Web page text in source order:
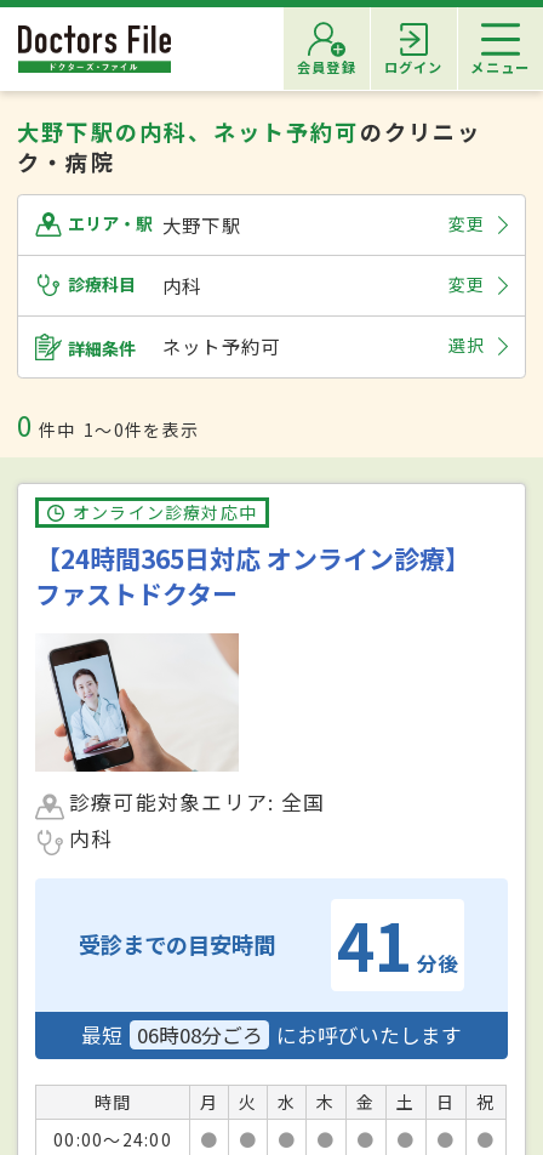
会員登録 ログイン メニュー
大野下駅の内科、ネット予約可のクリニッ
ク・病院
エリア・駅 大野下駅 変更
診療科目 内科 変更
詳細条件 ネット予約可 選択
0 件中 1〜0件を表示
オンライン診療対応中
【24時間365日対応 オンライン診療】
ファストドクター
診療可能対象エリア: 全国
内科
受診までの目安時間 41 分後
最短 06時08分ごろ にお呼びいたします
時間 月 火 水 木 金 土 日
祝
00:00〜24:00
● ● ● ● ● ● ●
●